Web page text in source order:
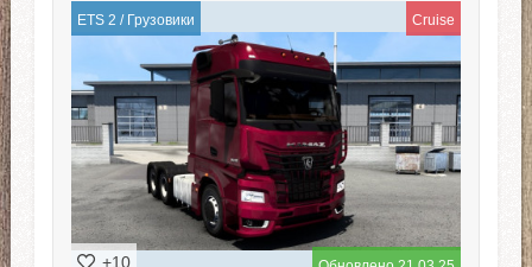
ETS 2 / Грузовики Cruise
+10